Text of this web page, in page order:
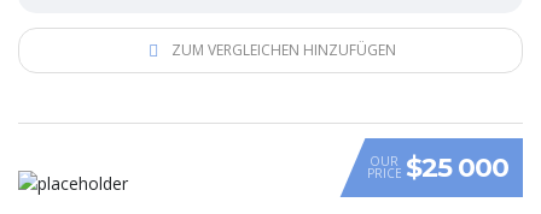
ZUM VERGLEICHEN HINZUFÜGEN
VIDEO
OUR
PRICE $25 000